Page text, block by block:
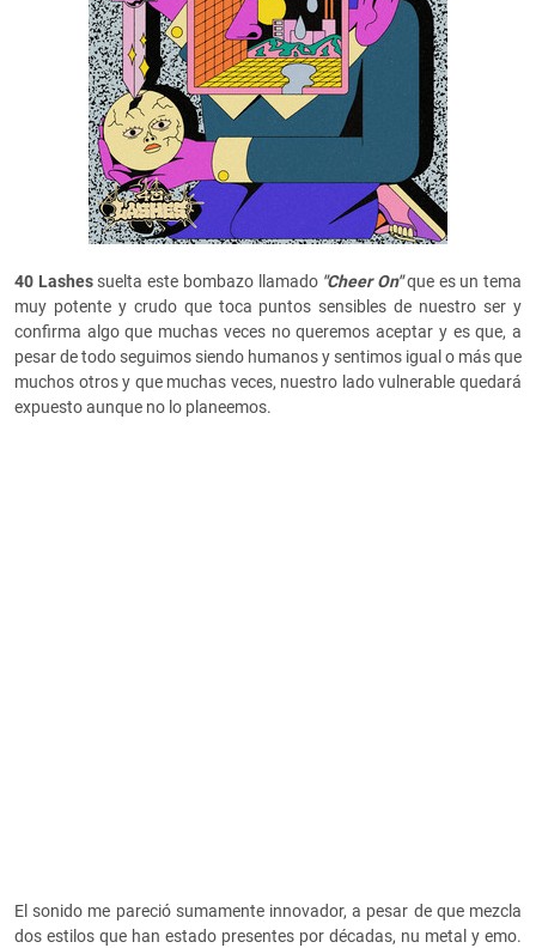
40 Lashessuelta este bombazo llamado "Cheer On"que es un tema
muy potente y crudo que toca puntos sensibles de nuestro ser y
confirma algo que muchas veces no queremos aceptar y es que, a
pesar de todo seguimos siendo humanos y sentimos igual o más que
muchos otros y que muchas veces, nuestro lado vulnerable quedará
expuesto aunque no lo planeemos.
El sonido me pareció sumamente innovador, a pesar de que mezcla
dos estilos que han estado presentes por décadas, nu metal y emo.